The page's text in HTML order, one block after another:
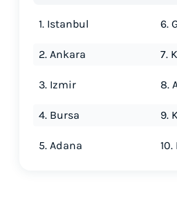
1. Istanbul
2. Ankara
3. Izmir
4. Bursa
5. Adana
6.
7.
8.
9.